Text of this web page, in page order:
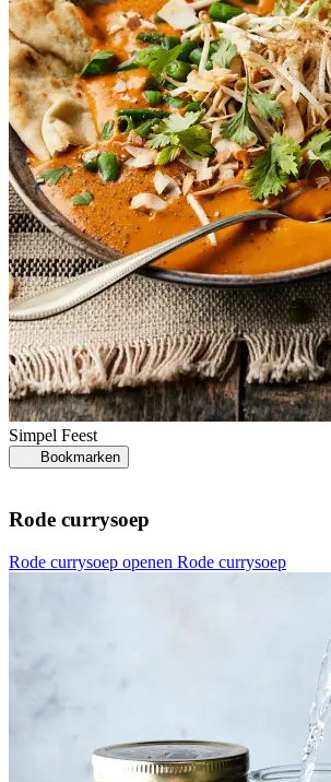
Simpel Feest
Bookmarken
Rode currysoep
Rode currysoep openen Rode currysoep